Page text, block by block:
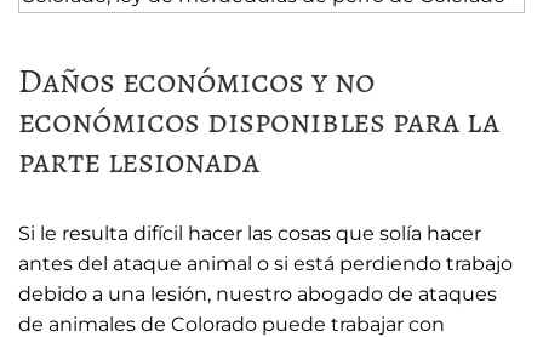
Daños económicos y no
económicos disponibles para la
parte lesionada
Si le resulta difícil hacer las cosas que solía hacer
antes del ataque animal o si está perdiendo trabajo
debido a una lesión, nuestro abogado de ataques
de animales de Colorado puede trabajar con